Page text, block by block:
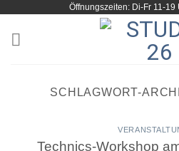
springen
Öffnungszeiten: Di-Fr 11-19
SCHLAGWORT-
Technics-Workshop